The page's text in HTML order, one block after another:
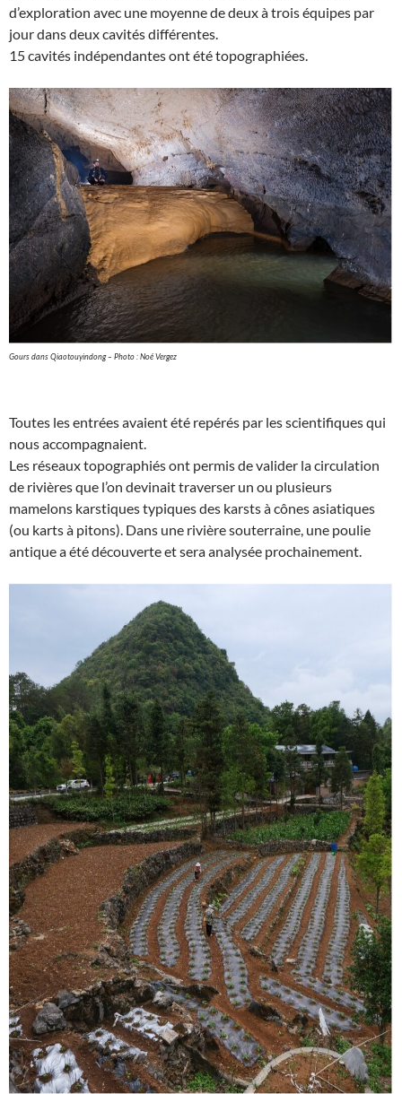
d’exploration avec une moyenne de deux à trois équipes par
jour dans deux cavités différentes.
15 cavités indépendantes ont été topographiées.
Gours dans Qiaotouyindong – Photo : Noé Vergez
Toutes les entrées avaient été repérés par les scientifiques qui
nous accompagnaient.
Les réseaux topographiés ont permis de valider la circulation
de rivières que l’on devinait traverser un ou plusieurs
mamelons karstiques typiques des karsts à cônes asiatiques
(ou karts à pitons). Dans une rivière souterraine, une poulie
antique a été découverte et sera analysée prochainement.